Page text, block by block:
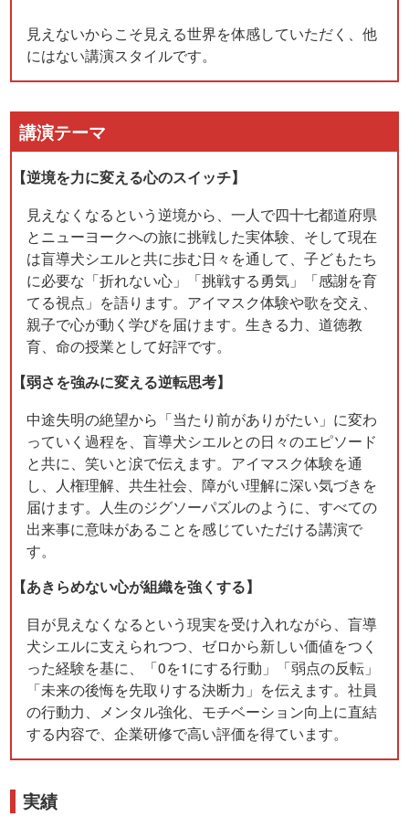
見えないからこそ見える世界を体感していただく、他
にはない講演スタイルです。
講演テーマ
【逆境を力に変える心のスイッチ】
見えなくなるという逆境から、一人で四十七都道府県
とニューヨークへの旅に挑戦した実体験、そして現在
は盲導犬シエルと共に歩む日々を通して、子どもたち
に必要な「折れない心」「挑戦する勇気」「感謝を育
てる視点」を語ります。アイマスク体験や歌を交え、
親子で心が動く学びを届けます。生きる力、道徳教
育、命の授業として好評です。
【弱さを強みに変える逆転思考】
中途失明の絶望から「当たり前がありがたい」に変わ
っていく過程を、盲導犬シエルとの日々のエピソード
と共に、笑いと涙で伝えます。アイマスク体験を通
し、人権理解、共生社会、障がい理解に深い気づきを
届けます。人生のジグソーパズルのように、すべての
出来事に意味があることを感じていただける講演で
す。
【あきらめない心が組織を強くする】
目が見えなくなるという現実を受け入れながら、盲導
犬シエルに支えられつつ、ゼロから新しい価値をつく
った経験を基に、「0を1にする行動」「弱点の反転」
「未来の後悔を先取りする決断力」を伝えます。社員
の行動力、メンタル強化、モチベーション向上に直結
する内容で、企業研修で高い評価を得ています。
実績